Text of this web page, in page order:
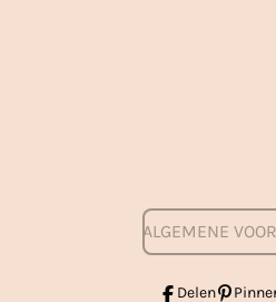
ALGEMENE
Delen